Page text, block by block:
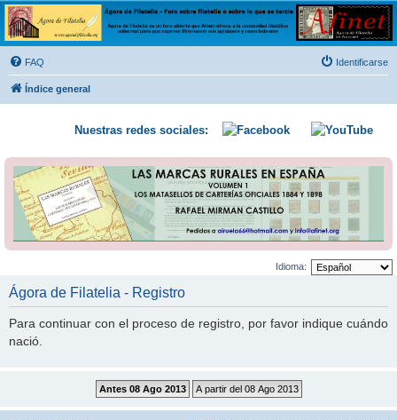
Ágora de Filatelia
Foro sobre filatelia o sobre lo que se tercie. Ágora de Filatelia es un foro abierto que Afinet
ofrece a la comunidad filatélica universal para que exprese libremente sus opiniones y
conocimientos
FAQ Identificarse
Índice general
Nuestras redes sociales:
Idioma:
Ágora de Filatelia - Registro
Para continuar con el proceso de registro, por favor indique cuándo
nació.